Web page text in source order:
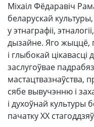
Міхаіл Фёдаравіч
беларускай
у этнаграфіі,
дызайне. Яго жыццё,
і глыбокай
заслугоўвае
мастацтвазнаўства,
сябе вывучэнню і
і духоўнай культуры
пачатку XX